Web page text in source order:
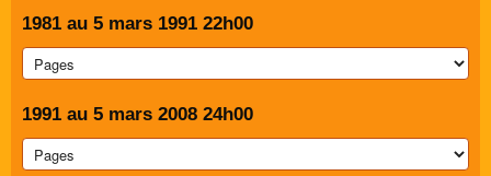
1981 au 5 mars 1991 22h00
1991 au 5 mars 2008 24h00